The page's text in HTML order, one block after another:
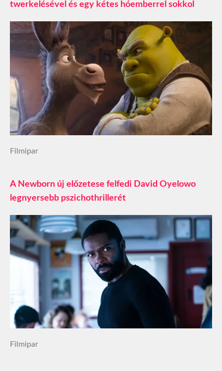
twerkelésével és egy kétes hóemberrel sokkol
Filmipar
A Newborn új előzetese felfedi David Oyelowo
legnyersebb pszichothrillerét
Filmipar